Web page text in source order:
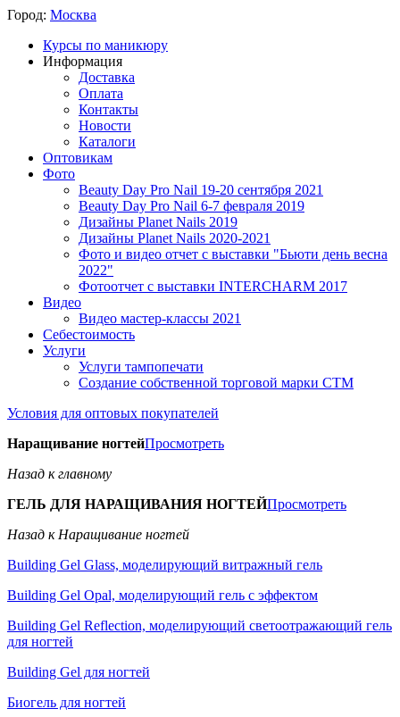
Город: Москва
Курсы по маникюру
Информация
Доставка
Оплата
Контакты
Новости
Каталоги
Оптовикам
Фото
Beauty Day Pro Nail 19-20 сентября 2021
Beauty Day Pro Nail 6-7 февраля 2019
Дизайны Planet Nails 2019
Дизайны Planet Nails 2020-2021
Фото и видео отчет с выставки "Бьюти день весна
2022"
Фотоотчет с выставки INTERCHARM 2017
Видео
Видео мастер-классы 2021
Себестоимость
Услуги
Услуги тампопечати
Создание собственной торговой марки СТМ
Условия для оптовых покупателей
Наращивание ногтейПросмотреть
Назад к главному
ГЕЛЬ ДЛЯ НАРАЩИВАНИЯ НОГТЕЙПросмотреть
Назад к Наращивание ногтей
Building Gel Glass, моделирующий витражный гель
Building Gel Opal, моделирующий гель с эффектом
Building Gel Reflection, моделирующий светоотражающий гель
для ногтей
Building Gel для ногтей
Биогель для ногтей